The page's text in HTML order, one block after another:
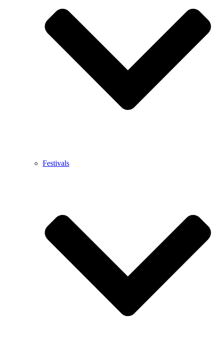
Festivals